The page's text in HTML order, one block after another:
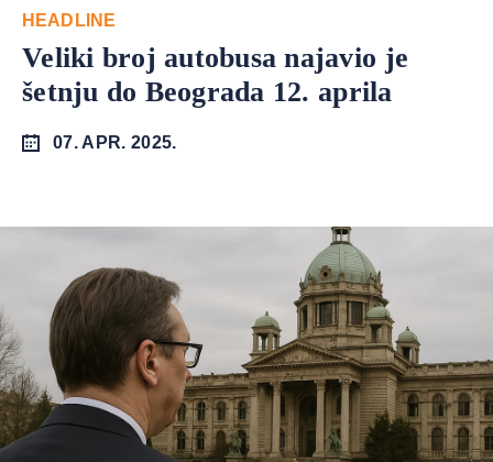
HEADLINE
Veliki broj autobusa najavio je
šetnju do Beograda 12. aprila
07. APR. 2025.